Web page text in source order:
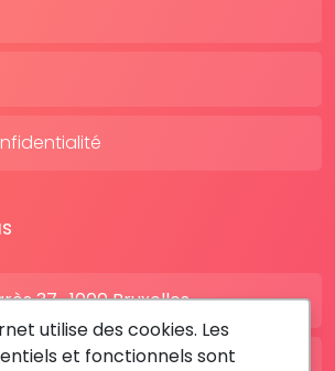
37 , 1000 Bruxelles
utilise des cookies. Les
et fonctionnels sont